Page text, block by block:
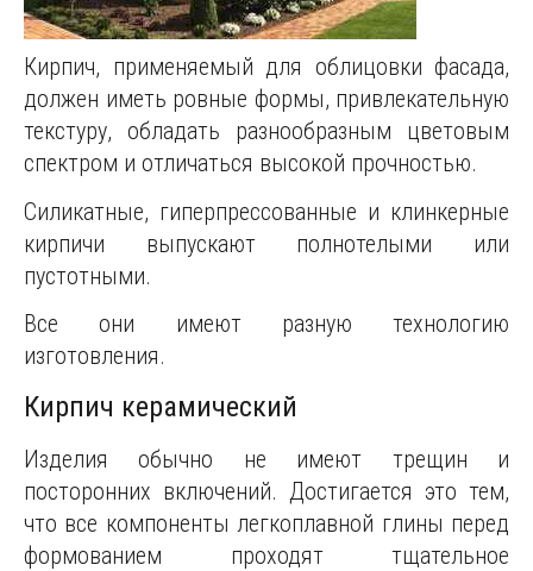
Кирпич, применяемый для облицовки фасада,
должен иметь ровные формы, привлекательную
текстуру, обладать разнообразным цветовым
спектром и отличаться высокой прочностью.
Силикатные, гиперпрессованные и клинкерные
кирпичи выпускают полнотелыми или
пустотными.
Все они имеют разную технологию
изготовления.
Кирпич керамический
Изделия обычно не имеют трещин и
посторонних включений. Достигается это тем,
что все компоненты легкоплавной глины перед
формованием проходят тщательное